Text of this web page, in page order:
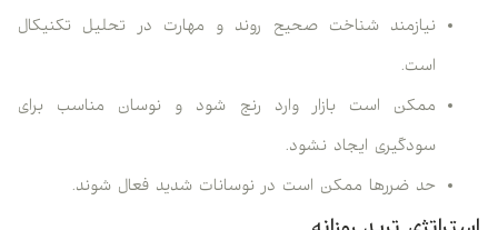
نیازمند شناخت صحیح روند و مهارت در تحلیل تکنیکال
است.
ممکن است بازار وارد رنج شود و نوسان مناسب برای
سودگیری ایجاد نشود.
حد ضررها ممکن است در نوسانات شدید فعال شوند.